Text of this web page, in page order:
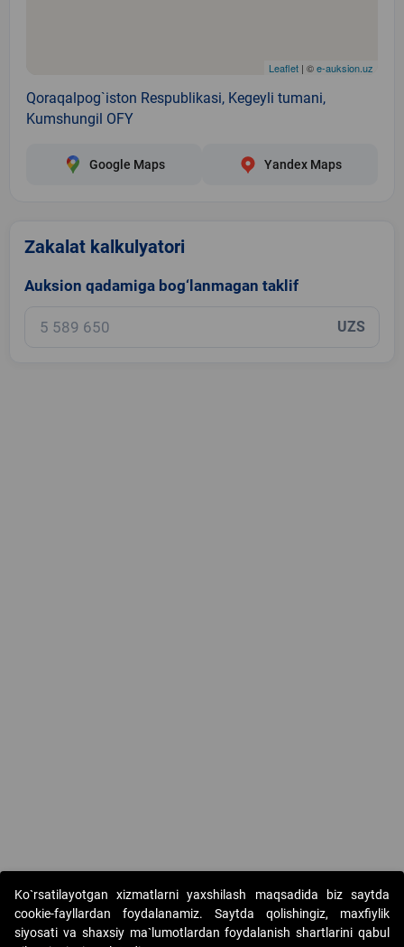
Leaflet | ©e-auksion.uz
Qoraqalpog`iston Respublikasi, Kegeyli tumani,
Kumshungil OFY
Google Maps Yandex Maps
Zakalat kalkulyatori
Auksion qadamiga bog‘lanmagan taklif
UZS
Ko`rsatilayotgan xizmatlarni yaxshilash maqsadida biz saytda
cookie-fayllardan foydalanamiz. Saytda qolishingiz, maxfiylik
siyosati va shaxsiy ma`lumotlardan foydalanish shartlarini qabul